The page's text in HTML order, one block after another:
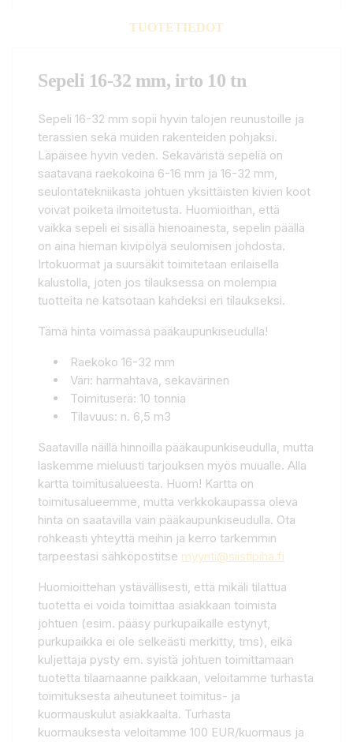
TUOTETIEDOT
Sepeli 16-32 mm, irto 10 tn
Sepeli 16-32 mm sopii hyvin talojen reunustoille ja
terassien sekä muiden rakenteiden pohjaksi.
Läpäisee hyvin veden. Sekaväristä sepeliä on
saatavana raekokoina 6-16 mm ja 16-32 mm,
seulontatekniikasta johtuen yksittäisten kivien koot
voivat poiketa ilmoitetusta. Huomioithan, että
vaikka sepeli ei sisällä hienoainesta, sepelin päällä
on aina hieman kivipölyä seulomisen johdosta.
Irtokuormat ja suursäkit toimitetaan erilaisella
kalustolla, joten jos tilauksessa on molempia
tuotteita ne katsotaan kahdeksi eri tilaukseksi.
Tämä hinta voimassa pääkaupunkiseudulla!
Raekoko 16-32 mm
Väri: harmahtava, sekavärinen
Toimituserä: 10 tonnia
Tilavuus: n. 6,5 m3
Saatavilla näillä hinnoilla pääkaupunkiseudulla, mutta
laskemme mieluusti tarjouksen myös muualle. Alla
kartta toimitusalueesta. Huom! Kartta on
toimitusalueemme, mutta verkkokaupassa oleva
hinta on saatavilla vain pääkaupunkiseudulla. Ota
rohkeasti yhteyttä meihin ja kerro tarkemmin
tarpeestasi sähköpostitse myynti@siistipiha.fi
Huomioittehan ystävällisesti, että mikäli tilattua
tuotetta ei voida toimittaa asiakkaan toimista
johtuen (esim. pääsy purkupaikalle estynyt,
purkupaikka ei ole selkeästi merkitty, tms), eikä
kuljettaja pysty em. syistä johtuen toimittamaan
tuotetta tilaamaanne paikkaan, veloitamme turhasta
toimituksesta aiheutuneet toimitus- ja
kuormauskulut asiakkaalta. Turhasta
kuormauksesta veloitamme 100 EUR/kuormaus ja